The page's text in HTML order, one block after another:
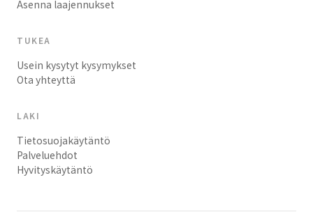
Asenna laajennukset
TUKEA
Usein kysytyt kysymykset
Ota yhteyttä
LAKI
Tietosuojakäytäntö
Palveluehdot
Hyvityskäytäntö